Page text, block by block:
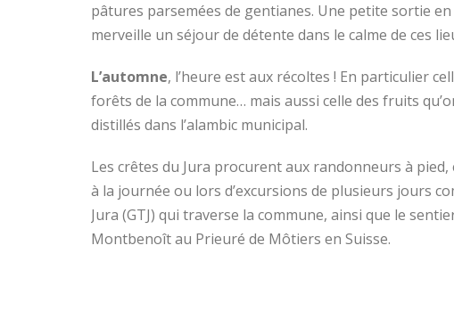
pâtures parsemées de gentianes. Une petite sortie
merveille un séjour de détente dans le calme de ces
L’automne, l’heure est aux récoltes ! En particulier
forêts de la commune… mais aussi celle des fruits
distillés dans l’alambic municipal.
Les crêtes du Jura procurent aux randonneurs à
à la journée ou lors d’excursions de plusieurs jours
Jura (GTJ) qui traverse la commune, ainsi que le
Montbenoît au Prieuré de Môtiers en Suisse.